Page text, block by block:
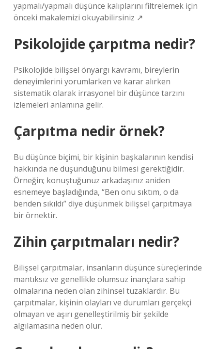
yapmalı/yapmalı düşünce kalıplarını filtrelemek için
önceki makalemizi okuyabilirsiniz ↗
Psikolojide çarpıtma nedir?
Psikolojide bilişsel önyargı kavramı, bireylerin
deneyimlerini yorumlarken ve karar alırken
sistematik olarak irrasyonel bir düşünce tarzını
izlemeleri anlamına gelir.
Çarpıtma nedir örnek?
Bu düşünce biçimi, bir kişinin başkalarının kendisi
hakkında ne düşündüğünü bilmesi gerektiğidir.
Örneğin; konuştuğunuz arkadaşınız aniden
esnemeye başladığında, “Ben onu sıktım, o da
benden sıkıldı” diye düşünmek bilişsel çarpıtmaya
bir örnektir.
Zihin çarpıtmaları nedir?
Bilişsel çarpıtmalar, insanların düşünce süreçlerinde
mantıksız ve genellikle olumsuz inançlara sahip
olmalarına neden olan zihinsel tuzaklardır. Bu
çarpıtmalar, kişinin olayları ve durumları gerçekçi
olmayan ve aşırı genelleştirilmiş bir şekilde
algılamasına neden olur.